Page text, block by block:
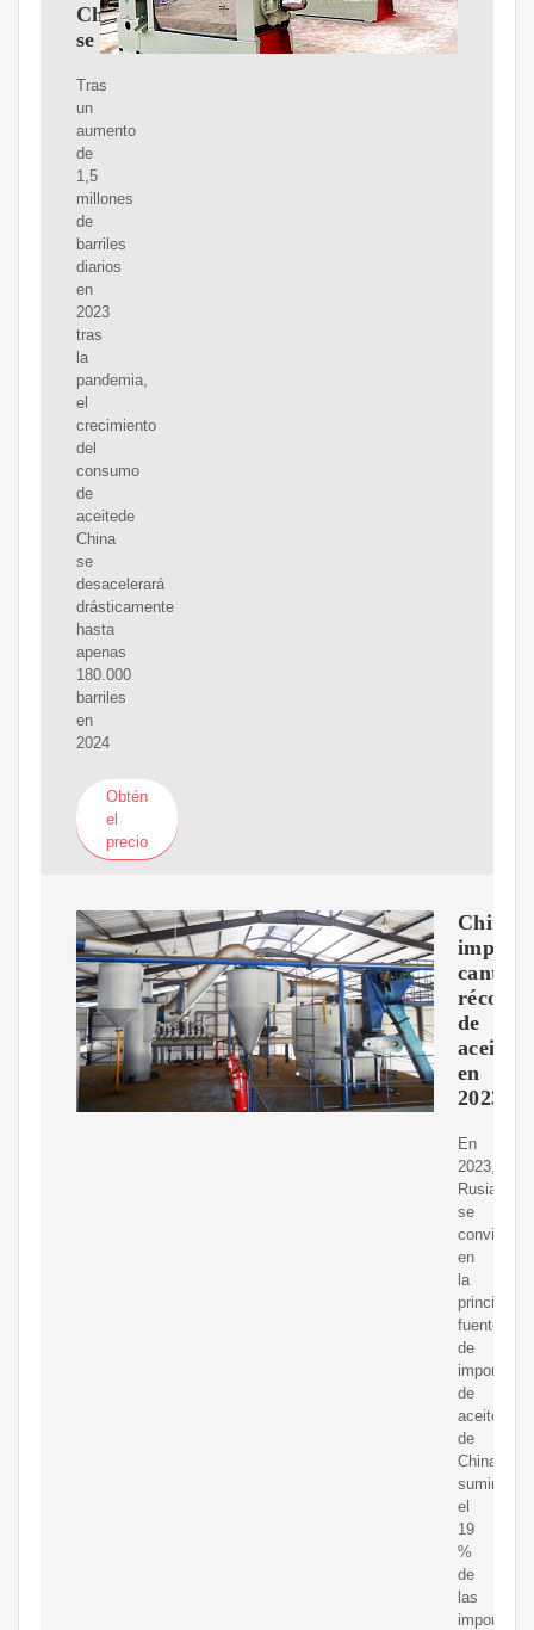
China
se
Tras
un
aumento
de
1,5
millones
de
barriles
diarios
en
2023
tras
la
pandemia,
el
crecimiento
del
consumo
de
aceitede
China
se
desacelerará
drásticamente
hasta
apenas
180.000
barriles
en
2024
Obtén
el
precio
China
récord
de
en
2023
En
2023,
Rusia
se
convirtió
en
la
principal
fuente
de
de
de
China,
el
19
%
de
las